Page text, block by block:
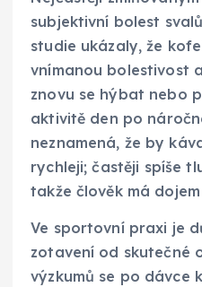
subjektivní bolest
studie ukázaly, že
vnímanou bolestivost
znovu se hýbat nebo
aktivitě den po
neznamená, že by
rychleji; častěji spíše
takže člověk má
Ve sportovní praxi je
zotavení od skutečné
výzkumů se po dávce